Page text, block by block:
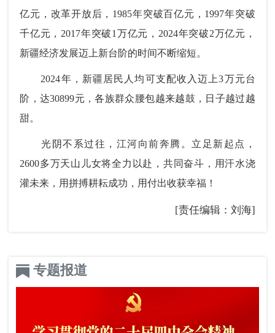
亿元，改革开放后，1985年突破百亿元，1997年突破
千亿元，2017年突破1万亿元，2024年突破2万亿元，
新疆经济发展迈上新台阶的时间不断缩短。
2024年，新疆居民人均可支配收入迈上3万元台
阶，达30899元，各族群众腰包越来越鼓，日子越过越
甜。
光阴不系过往，江河向前奔腾。立足新起点，
2600多万天山儿女将全力以赴，共同奋斗，用汗水浇
灌未来，用拼搏耕耘成功，用付出收获幸福！
[责任编辑：刘海]
专题报道